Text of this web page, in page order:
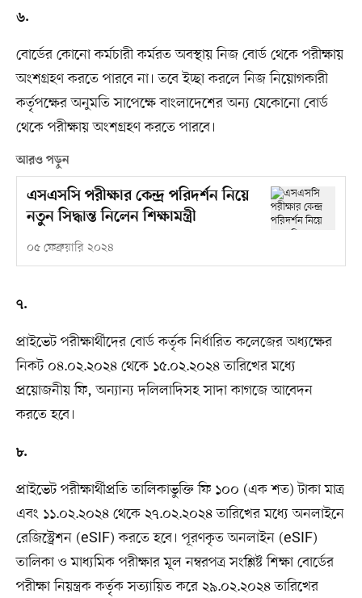
৬.
বোর্ডের কোনো কর্মচারী কর্মরত অবস্থায় নিজ বোর্ড থেকে পরীক্ষায়
অংশগ্রহণ করতে পারবে না। তবে ইচ্ছা করলে নিজ নিয়োগকারী
কর্তৃপক্ষের অনুমতি সাপেক্ষে বাংলাদেশের অন্য যেকোনো বোর্ড
থেকে পরীক্ষায় অংশগ্রহণ করতে পারবে।
আরও পড়ুন
এসএসসি পরীক্ষার কেন্দ্র পরিদর্শন নিয়ে
নতুন সিদ্ধান্ত নিলেন শিক্ষামন্ত্রী
০৫ ফেব্রুয়ারি ২০২৪
৭.
প্রাইভেট পরীক্ষার্থীদের বোর্ড কর্তৃক নির্ধারিত কলেজের অধ্যক্ষের
নিকট ০৪.০২.২০২৪ থেকে ১৫.০২.২০২৪ তারিখের মধ্যে
প্রয়োজনীয় ফি, অন্যান্য দলিলাদিসহ সাদা কাগজে আবেদন
করতে হবে।
৮.
প্রাইভেট পরীক্ষার্থীপ্রতি তালিকাভুক্তি ফি ১০০ (এক শত) টাকা মাত্র
এবং ১১.০২.২০২৪ থেকে ২৭.০২.২০২৪ তারিখের মধ্যে অনলাইনে
রেজিস্ট্রেশন (eSIF) করতে হবে। পূরণকৃত অনলাইন (eSIF)
তালিকা ও মাধ্যমিক পরীক্ষার মূল নম্বরপত্র সংশ্লিষ্ট শিক্ষা বোর্ডের
পরীক্ষা নিয়ন্ত্রক কর্তৃক সত্যায়িত করে ২৯.০২.২০২৪ তারিখের